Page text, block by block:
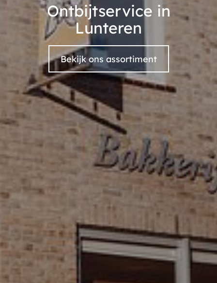
Ontbijtservice in
Lunteren
Bekijk ons assortiment